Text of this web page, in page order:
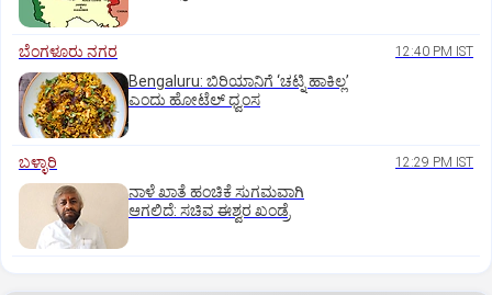
ಬೆಂಗಳೂರು ನಗರ 12:40 PM IST
Bengaluru: ಬಿರಿಯಾನಿಗೆ ‘ಚಟ್ನಿ ಹಾಕಿಲ್ಲ’
ಎಂದು ಹೋಟೆಲ್‌ ಧ್ವಂಸ
ಬಳ್ಳಾರಿ 12:29 PM IST
ನಾಳೆ ಖಾತೆ ಹಂಚಿಕೆ ಸುಗಮವಾಗಿ
ಆಗಲಿದೆ: ಸಚಿವ ಈಶ್ವರ ಖಂಡ್ರೆ